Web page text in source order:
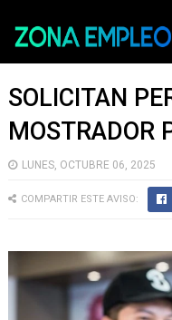
SOLICITAN
MOSTRADOR
LUNES, OCTUBRE 06, 2025
COMPARTIR ESTE AVISO: